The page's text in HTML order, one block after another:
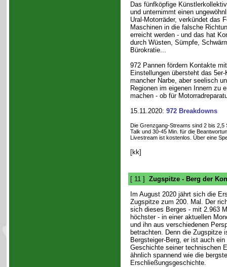
Das fünfköpfige
und unternimmt einen
Ural-Motorräder, verkündet das
Maschinen in die falsche
erreicht werden - und das hat
durch Wüsten, Sümpfe,
Bürokratie...
972 Pannen fördern Kontakte
Einstellungen übersteht das
mancher Narbe, aber seelisch
Regionen im eigenen Innern zu
machen - ob für
15.11.2020: 972 Breakdowns
Die Grenzgang-Streams sind 2 bis 2,5
Talk und 30-45 Min. für die
Livestream ist kostenlos. Über eine
[kk]
[ 11 ] Zugspitze - Berg der
Im August 2020 jährt sich die
Zugspitze zum 200. Mal. Der
sich dieses Berges - mit 2.963
höchster - in einer aktuellen
und ihn aus verschiedenen
betrachten. Denn die Zugspitze
Bergsteiger-Berg, er ist auch
Geschichte seiner technischen
ähnlich spannend wie die
Erschließungsgeschichte.